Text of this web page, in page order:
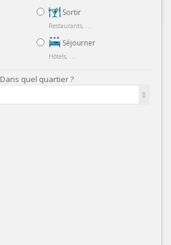
Sortir
Restaurants, ...
Séjourner
Hôtels, ...
Dans quel quartier ?